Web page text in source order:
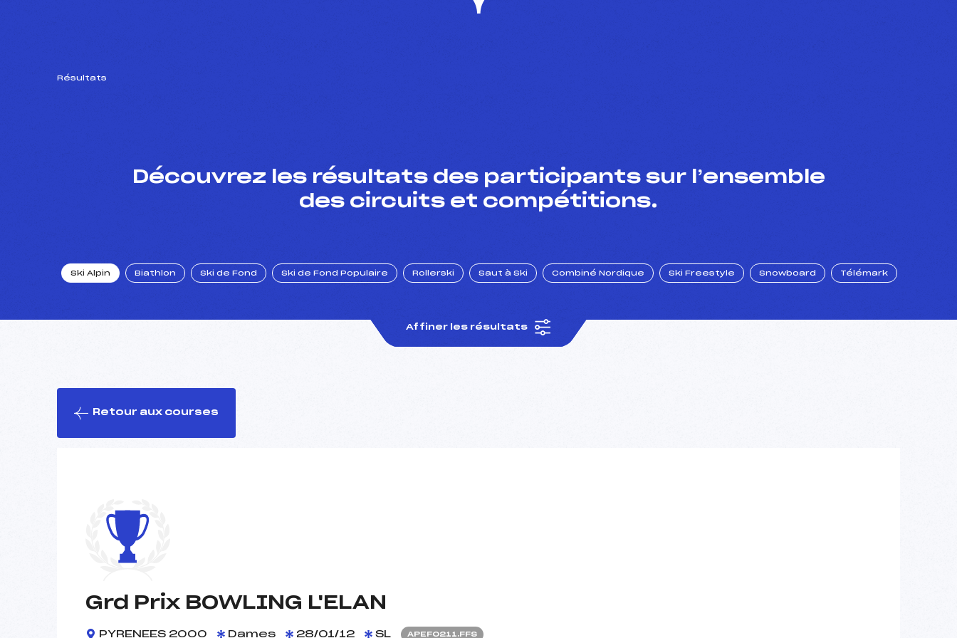
Résultats
Découvrez les résultats des participants sur l’ensemble
des circuits et compétitions.
Ski Alpin Biathlon Ski de Fond Ski de Fond Populaire Rollerski Saut à Ski Combiné Nordique Ski Freestyle Snowboard Télémark
Affiner les résultats
Retour aux courses
Grd Prix BOWLING L'ELAN
PYRENEES 2000 Dames 28/01/12 SL APEF0211.FFS